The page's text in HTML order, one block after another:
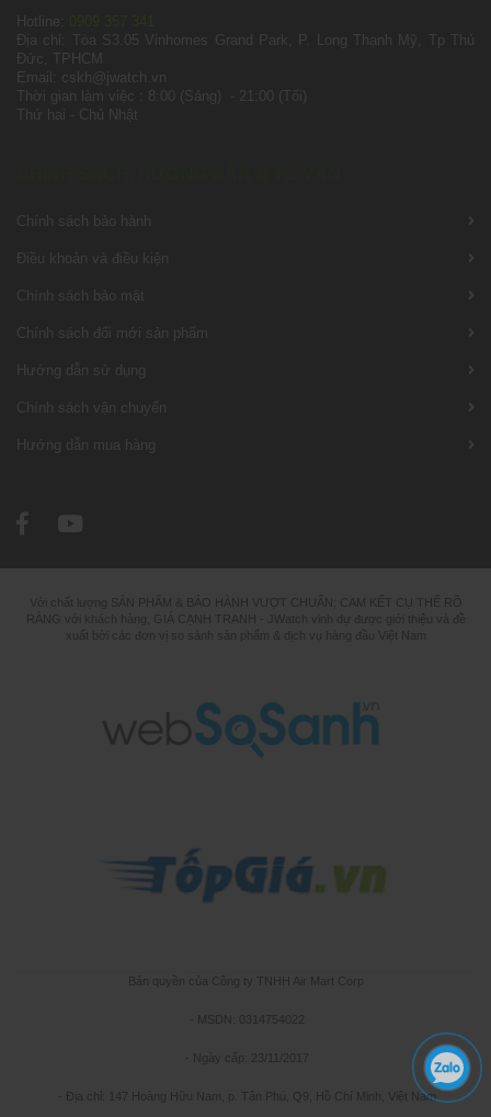
Hotline:
Địa chỉ: Tòa S3.05 Vinhomes Grand Park, P. Long Thạnh Mỹ, Tp Thủ
Đức, TPHCM
Email: cskh@jwatch.vn
Thời gian làm việc : 8:00 (Sáng) - 21:00 (Tối)
Thứ hai - Chủ Nhật
Chính sách bảo hành
Điều khoản và điều kiện
Chính sách bảo mật
Chính sách đổi mới sản phẩm
Hướng dẫn sử dụng
Chính sách vận chuyển
Hướng dẫn mua hàng
Với chất lượng SẢN PHẨM & BẢO HÀNH VƯỢT CHUẨN; CAM KẾT CỤ THỂ RÕ
RÀNG với khách hàng, GIÁ CẠNH TRANH - JWatch vinh dự được giới thiệu và đề
xuất bởi các đơn vị so sánh sản phẩm & dịch vụ hàng đầu Việt Nam
Bản quyền của Công ty TNHH Air Mart Corp
- MSDN: 0314754022
- Ngày cấp: 23/11/2017
- Địa chỉ: 147 Hoàng Hữu Nam, p. Tân Phú, Q9, Hồ Chí Minh, Việt Nam